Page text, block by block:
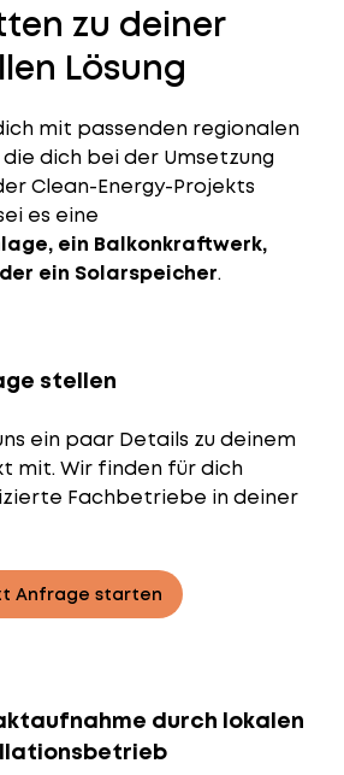
zu deiner
Lösung
mit passenden regionalen
dich bei der Umsetzung
Clean-Energy-Projekts
es eine
ein Balkonkraftwerk,
ein Solarspeicher.
stellen
ein paar Details zu deinem
mit. Wir finden für dich
Fachbetriebe in deiner
Anfrage starten
durch lokalen